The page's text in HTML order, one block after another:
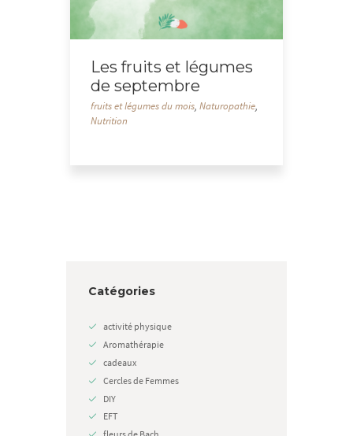
Les fruits et légumes
de septembre
fruits et légumes du mois,Naturopathie,
Nutrition
Catégories
activité physique
Aromathérapie
cadeaux
Cercles de Femmes
DIY
EFT